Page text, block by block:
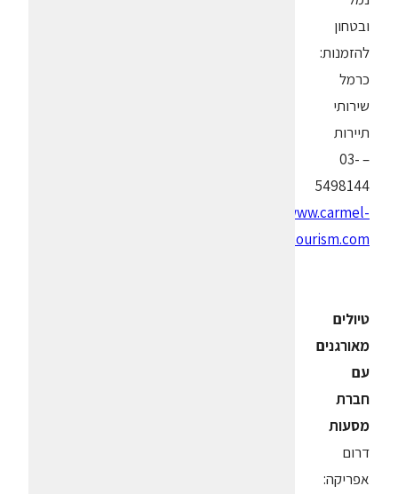
ובטחון
להזמנות:
כרמל
שירותי
תיירות
– 03-
5498144
www.carmel-
tourism.com
טיולים
מאורגנים
עם
חברת
מסעות
דרום
אפריקה: